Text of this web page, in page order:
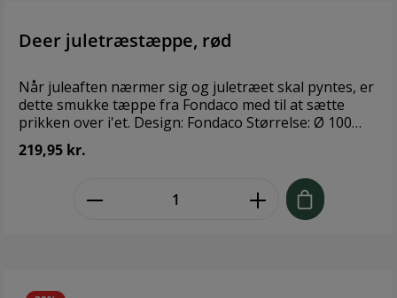
Deer juletræstæppe, rød
Når juleaften nærmer sig og juletræet skal pyntes, er
dette smukke tæppe fra Fondaco med til at sætte
prikken over i'et. Design: Fondaco Størrelse: Ø 100
Materiale: 100% Polyester
219,95 kr.